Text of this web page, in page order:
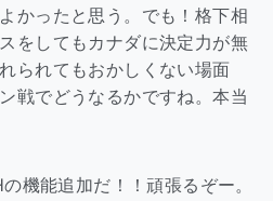
かったと思う。でも！格下相
をしてもカナダに決定力が無
られてもおかしくない場面
戦でどうなるかですね。本当
機能追加だ！！頑張るぞー。